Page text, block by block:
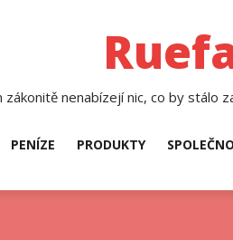
nenabízejí nic, co by
PENÍZE PRODUKTY